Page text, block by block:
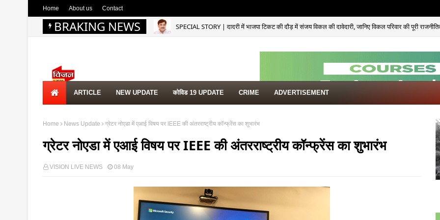
Home About us Contact
BRAKING NEWS
NEWS UPDATE SPECIAL STORY | दादरी में भाजपा टिकट की दौड़ में संजय विकल की दावेदारी, जानिए विकल परिवार की पूरी
ARTICLE NEW UPDATE कोविड 19 UPDATE CRIME ADVERTISEMENT
Home News Update ग्रेटर नोएडा में एआई विषय पर IEEE की अंतरराष्ट्रीय कॉन्फ्रेंस का शुभारंभ
ग्रेटर नोएडा में एआई विषय पर IEEE की अंतरराष्ट्रीय कॉन्फ्रेंस का शुभारंभ
VISION LIVE NEWS 08 May